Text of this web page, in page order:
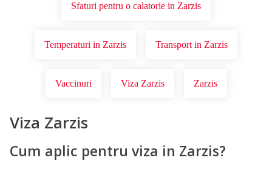
Sfaturi pentru o calatorie in Zarzis
Temperaturi in Zarzis Transport in Zarzis
Vaccinuri Viza Zarzis Zarzis
Viza Zarzis
Cum aplic pentru viza in Zarzis?